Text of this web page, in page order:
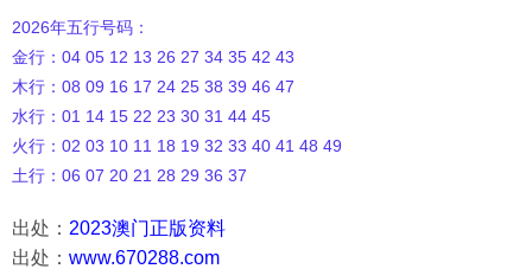
2026年五行号码：
金行：04 05 12 13 26 27 34 35 42 43
木行：08 09 16 17 24 25 38 39 46 47
水行：01 14 15 22 23 30 31 44 45
火行：02 03 10 11 18 19 32 33 40 41 48 49
土行：06 07 20 21 28 29 36 37
出处： 2023澳门正版资料
出处： www.670288.com